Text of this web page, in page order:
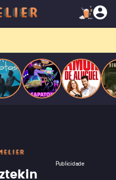
Publicidade
a desaparecer.